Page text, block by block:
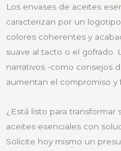
Los envases de aceites
caracterizan por un
colores coherentes y
suave al tacto o el gofrado.
narrativos -como consejos
aumentan el compromiso
¿Está listo para
aceites esenciales con
Solicite hoy mismo un